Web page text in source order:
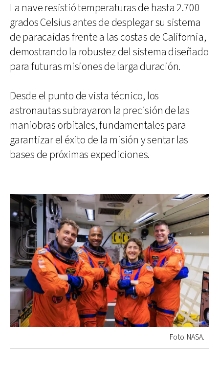
La nave resistió temperaturas de hasta 2.700
grados Celsius antes de desplegar su sistema
de paracaídas frente a las costas de California,
demostrando la robustez del sistema diseñado
para futuras misiones de larga duración.
Desde el punto de vista técnico, los
astronautas subrayaron la precisión de las
maniobras orbitales, fundamentales para
garantizar el éxito de la misión y sentar las
bases de próximas expediciones.
Foto: NASA.